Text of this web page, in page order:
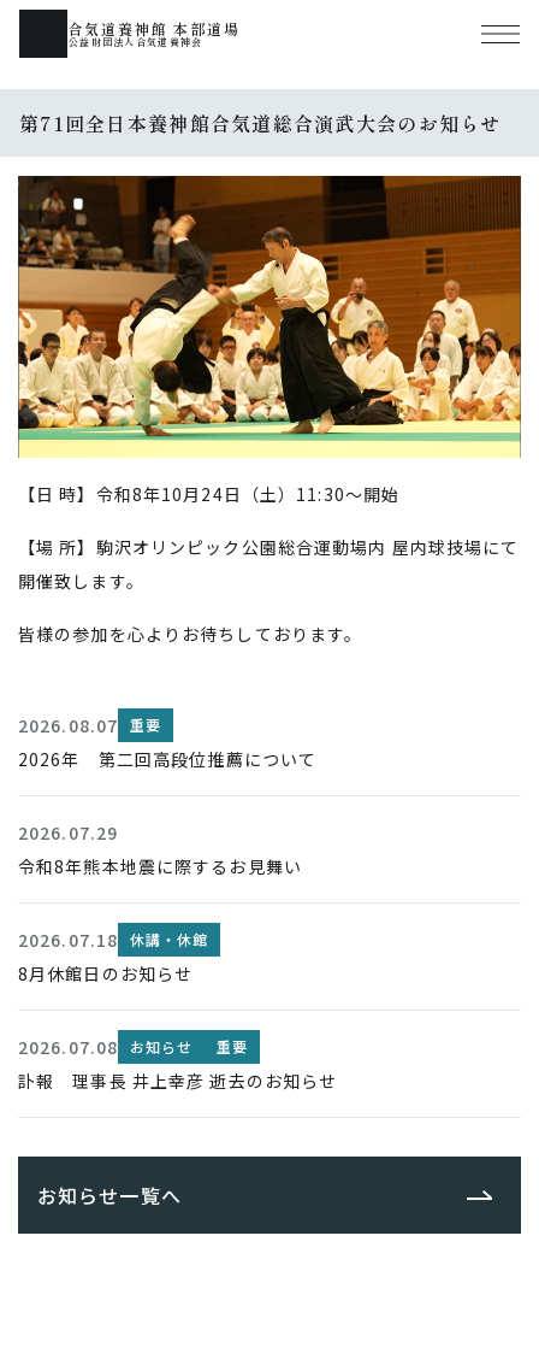
合気道養神館 本部道場
公益財団法人合気道養神会
第71回全日本養神館合気道総合演武大会のお知らせ
【日 時】令和8年10月24日（土）11:30～開始
【場 所】駒沢オリンピック公園総合運動場内 屋内球技場にて
開催致します。
皆様の参加を心よりお待ちしております。
2026.08.07 重要
2026年 第二回高段位推薦について
2026.07.29
令和8年熊本地震に際するお見舞い
2026.07.18 休講・休館
8月休館日のお知らせ
2026.07.08 お知らせ 重要
訃報 理事長 井上幸彦 逝去のお知らせ
お知らせ一覧へ